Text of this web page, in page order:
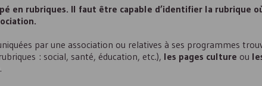
en rubriques. Il faut être capable d’identifier la rubrique
par une association ou relatives à ses programmes
: social, santé, éducation, etc.), les pages culture ou